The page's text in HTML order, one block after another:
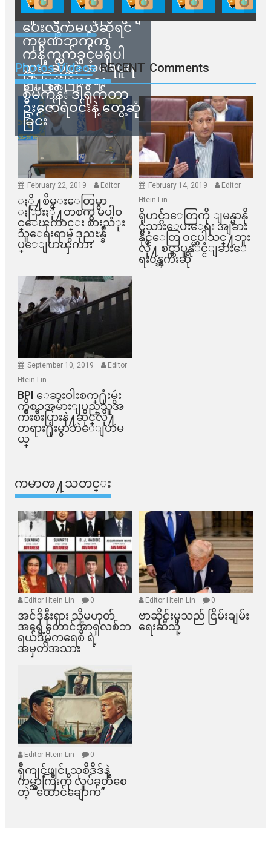
သူတွေက ဂရန်တွေချ
ပေးလိုက်မယ်ဆိုရင်
ကုမ္ပဏီဘက်က
ကန့်ကွက်ခွင့်မရှိပါ
ဘူး” ဆိုတဲ့ အမရပူရ
မြို့ပြဖွံ့ဖြိုးရေး
စီမံကိန်း ဒါရိုက်တာ
ဦးဇော်ရဲဝင်းနဲ့ တွေ့ဆုံ
ခြင်း
Photos Videos RECENT Comments
February 22, 2019 Editor
ႏို႔စိမ္းေတြမွာ
ႏြားႏို႔တစက္မွ မပါဝ
င္ေၾကာင္း စားသံုး
သူေရးရာမွ ဒုညႊန္ခ်ဳ
ပ္ေျပာၾကား
February 14, 2019
Editor
Htein Lin
ရိုဟင္ဂ်ာေတြကို ျမန္မာနို
င္ငံသားေပးေရး အျခား
နိုင္ငံေတြ ၀င္မပါသင္႔ဘူး
လို႔ စင္ကာပူနုိင္ငံျခားေ
ရး၀န္ၾကီးဆို
September 10, 2019
Editor
Htein Lin
BPI ​ေဆးဝါးစက္​႐ုံးမွဴး
ကိစၥအမ်ားျပည္​သူအ
က်ိဳးစီးပြားနဲ႔ဆိုင္​လို႔
တရား႐ုံးမွာဘဲေျပာမ
ယ္​
ကမာၻ႔သတင္း
Editor Htein Lin 0
အင်ဒိုနီးရှား သို့မဟုတ်
အရှေ့တောင်အာရှလစ်ဘ
ရယ်ဒီမိုကရေစီ ရဲ့
အမှတ်အသား
Editor Htein Lin 0
ဗာဆိုင်းမှသည် ငြိမ်းချမ်း
ရေးဆီသို့
Editor Htein Lin 0
ရှီကျင့်ဖျင်၊ သုစိဒိဒ်နဲ့
ကမ္ဘာကြီးကို လှုပ်ခတ်စေ
တဲ့ “ထောင်ချောက်”